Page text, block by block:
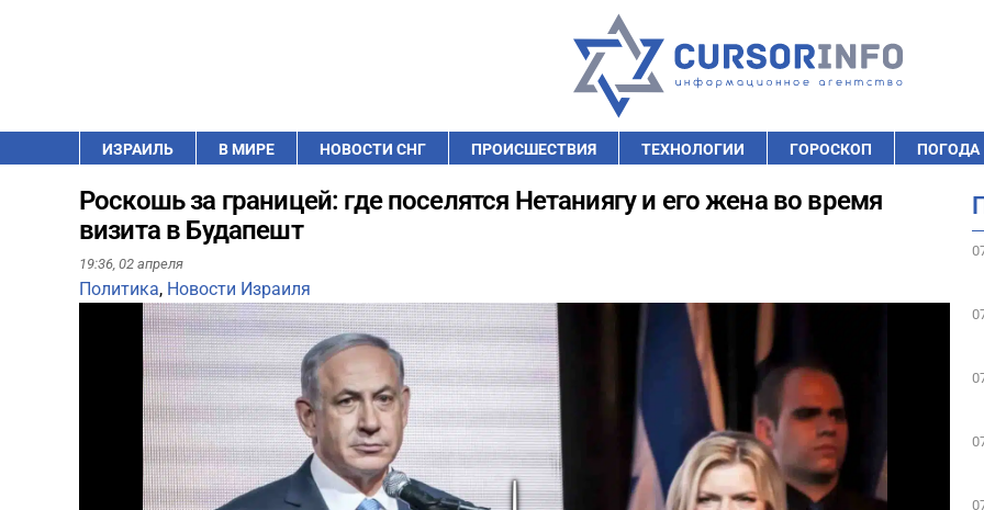
ИЗРАИЛЬ В МИРЕ НОВОСТИ СНГ ПРОИСШЕСТВИЯ ТЕХНОЛОГИИ ГОРОСКОП ПОГОДА
Роскошь за границей: где поселятся Нетаниягу и его жена во время
визита в Будапешт
19:36, 02 апреля
Политика, Новости Израиля